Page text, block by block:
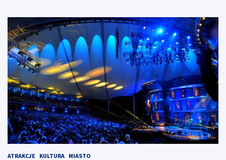
ATRAKCJE KULTURA MIASTO